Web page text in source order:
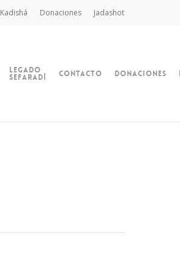
Donaciones Jadashot
Legado
Sefaradí Contacto Donaciones